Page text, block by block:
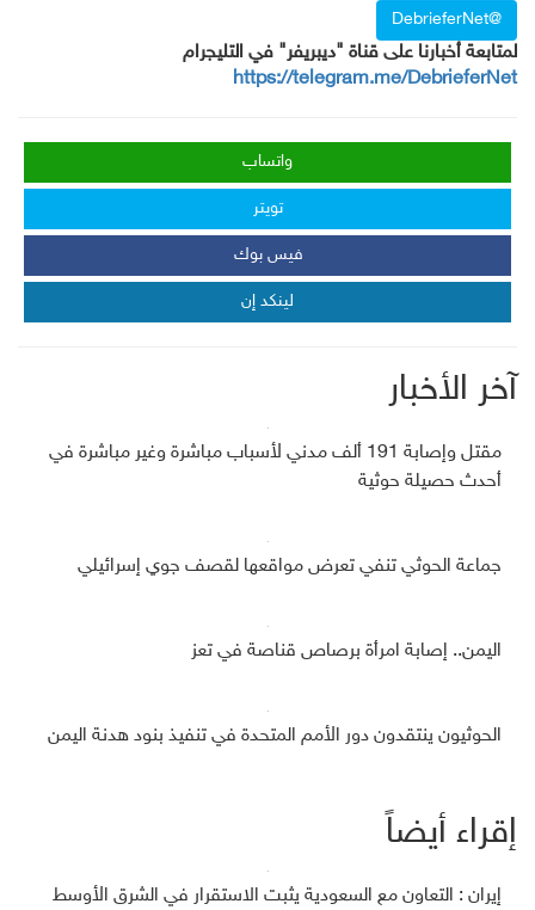
@DebrieferNet
لمتابعة أخبارنا على قناة "ديبريفر" في التليجرام
https://telegram.me/DebrieferNet
واتساب
تويتر
فيس بوك
لينكد إن
آخر الأخبار
مقتل وإصابة 191 ألف مدني لأسباب مباشرة وغير مباشرة في
أحدث حصيلة حوثية
جماعة الحوثي تنفي تعرض مواقعها لقصف جوي إسرائيلي
اليمن.. إصابة امرأة برصاص قناصة في تعز
الحوثيون ينتقدون دور الأمم المتحدة في تنفيذ بنود هدنة اليمن
إقراء أيضاً
إيران : التعاون مع السعودية يثبت الاستقرار في الشرق الأوسط